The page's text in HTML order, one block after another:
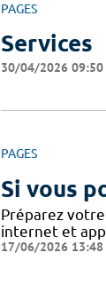
PAGES
Services
30/04/2026 09:50
PAGES
Si vous
Préparez
internet et
17/06/2026 13:48